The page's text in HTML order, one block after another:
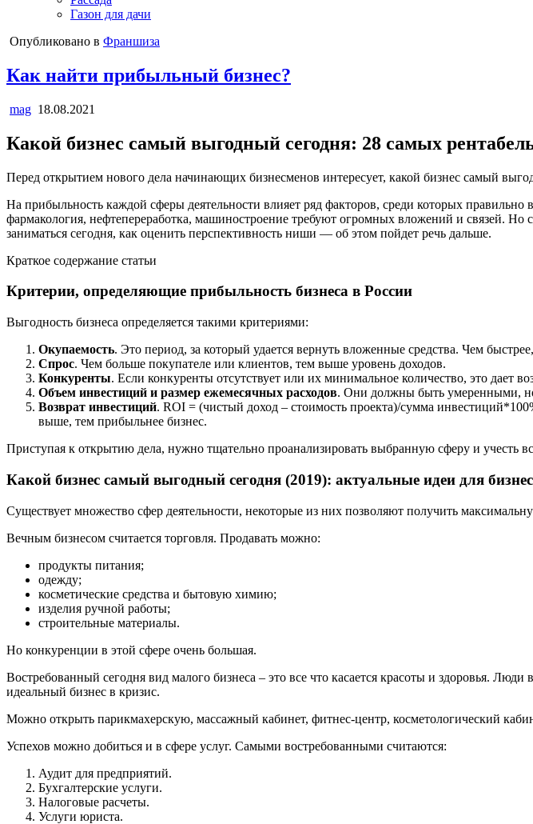
Газон для дачи
Опубликовано в Франшиза
Как найти прибыльный бизнес?
mag 18.08.2021
Какой бизнес самый выгодный сегодня: 28 самых
Перед открытием нового дела начинающих бизнесменов интересует, какой бизнес самый
На прибыльность каждой сферы деятельности влияет ряд факторов, среди которых
фармакология, нефтепереработка, машиностроение требуют огромных вложений и связей.
заниматься сегодня, как оценить перспективность ниши — об этом пойдет речь дальше.
Краткое содержание статьи
Критерии, определяющие прибыльность бизнеса в России
Выгодность бизнеса определяется такими критериями:
Окупаемость. Это период, за который удается вернуть вложенные средства. Чем
Спрос. Чем больше покупателе или клиентов, тем выше уровень доходов.
Конкуренты. Если конкуренты отсутствует или их минимальное количество, это дает
Объем инвестиций и размер ежемесячных расходов. Они должны быть умеренными, но
Возврат инвестиций. ROI = (чистый доход – стоимость проекта)/сумма
выше, тем прибыльнее бизнес.
Приступая к открытию дела, нужно тщательно проанализировать выбранную сферу и учесть
Какой бизнес самый выгодный сегодня (2019): актуальные идеи для
Существует множество сфер деятельности, некоторые из них позволяют получить
Вечным бизнесом считается торговля. Продавать можно:
продукты питания;
одежду;
косметические средства и бытовую химию;
изделия ручной работы;
строительные материалы.
Но конкуренции в этой сфере очень большая.
Востребованный сегодня вид малого бизнеса – это все что касается красоты и здоровья.
идеальный бизнес в кризис.
Можно открыть парикмахерскую, массажный кабинет, фитнес-центр, косметологический
Успехов можно добиться и в сфере услуг. Самыми востребованными считаются:
Аудит для предприятий.
Бухгалтерские услуги.
Налоговые расчеты.
Услуги юриста.